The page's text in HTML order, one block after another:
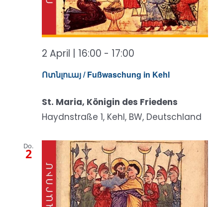
Ոտնլուայ / Fußwaschung in Kehl
2 April | 16:00 - 17:00
St. Maria, Königin des Friedens
Haydnstraße 1, Kehl, BW, Deutschland
Do.
2